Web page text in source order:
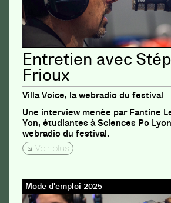
Entretien avec
Frioux
Villa Voice, la webradio du festival
Une interview menée par Fantine
Yon, étudiantes à Sciences Po
webradio du festival.
Voir plus
Mode d'emploi 2025